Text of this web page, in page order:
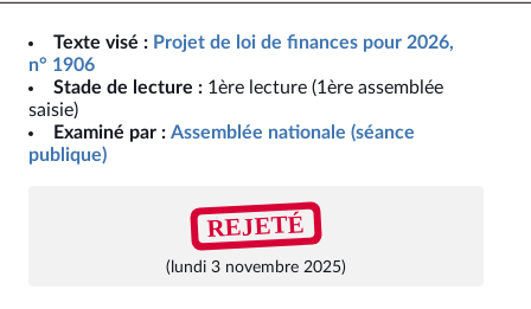
Texte visé : Projet de loi de finances pour 2026,
n° 1906
Stade de lecture : 1ère lecture (1ère assemblée
saisie)
Examiné par : Assemblée nationale (séance
publique)
REJETÉ
(lundi 3 novembre 2025)